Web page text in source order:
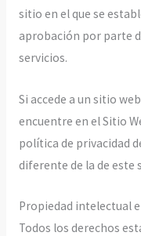
sitio en el que se
aprobación por parte
servicios.
Si accede a un sitio
encuentre en el Sitio
política de privacidad
diferente de la de este
Propiedad intelectual
Todos los derechos